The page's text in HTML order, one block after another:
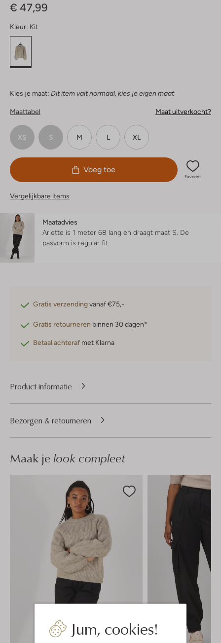
Jum, cookies!
€ 47,99
Kleur: Kit
Kies je maat: Dit item valt normaal, kies je eigen maat
Maattabel Maat uitverkocht?
XS S M L XL
Voeg toe
Favoriet
Vergelijkbare items
Maatadvies
Arlette is 1 meter 68 lang en draagt maat S. De
pasvorm is regular fit
Gratis verzendingvanaf €75,-
Gratis retourneren binnen 30 dagen*
Betaal achteraf met Klarna
Product informatie
Bezorgen & retourneren
Maak je look compleet